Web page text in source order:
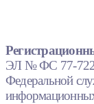
ЭЛ № ФС 77-
Федеральной